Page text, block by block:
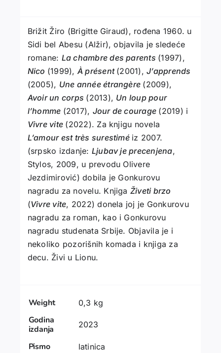
Brižit Žiro (Brigitte Giraud), rođena 1960. u
Sidi bel Abesu (Alžir), objavila je sledeće
romane: La chambre des parents (1997),
Nico (1999), À présent (2001),J’apprends
(2005), Une année étrangère (2009),
Avoir un corps (2013), Un loup pour
l’homme (2017), Jour de courage (2019) i
Vivre vite (2022). Za knjigu novela
L’amour est très surestimé iz 2007.
(srpsko izdanje: Ljubav je precenjena,
Stylos, 2009, u prevodu Olivere
Jezdimirović) dobila je Gonkurovu
nagradu za novelu. Knjiga Živeti brzo
(Vivre vite, 2022) donela joj je Gonkurovu
nagradu za roman, kao i Gonkurovu
nagradu studenata Srbije. Objavila je i
nekoliko pozorišnih komada i knjiga za
decu. Živi u Lionu.
Weight 0,3 kg
Godina
izdanja
2023
Pismo latinica